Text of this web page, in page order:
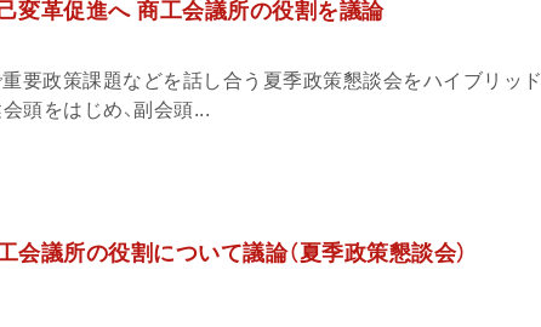
変革促進へ 商工会議所の役割を議論
要政策課題などを話し合う夏季政策懇談会をハイブリッド
頭をはじめ、副会頭...
議所の役割について議論（夏季政策懇談会）